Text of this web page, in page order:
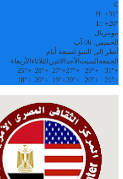
C
H:+31°
L:+20°
مونتريال
الخميس, 06 آب
أنظر إلى التنبؤ لسبعة أيام
الجمعة السبت الأحدالاثنين الثلاثاء الأربعاء
+
31°
+
29°
+
27°
+
27°
+
28°
+
25°
+
21°
+
20°
+
20°
+
19°
+
20°
+
18°